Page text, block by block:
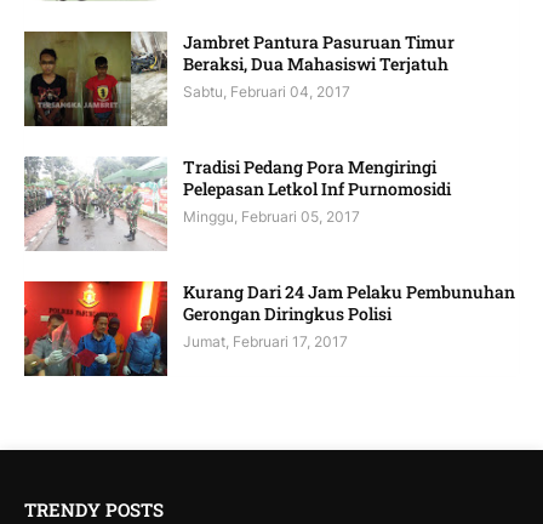
Jambret Pantura Pasuruan Timur
Beraksi, Dua Mahasiswi Terjatuh
Sabtu, Februari 04, 2017
Tradisi Pedang Pora Mengiringi
Pelepasan Letkol Inf Purnomosidi
Minggu, Februari 05, 2017
Kurang Dari 24 Jam Pelaku Pembunuhan
Gerongan Diringkus Polisi
Jumat, Februari 17, 2017
TRENDY POSTS